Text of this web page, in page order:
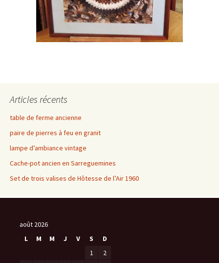
Articles récents
table de ferme ancienne
paire de pierres à feu en granit
lampe d’ambiance vintage
Cache-pot ancien en Sarreguemines
Set de trois valises de Hôtesse de l’Air 1960
août 2026
L
M M J V S
D
1
2